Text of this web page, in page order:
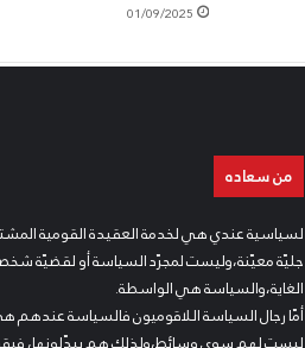
01/09/2025
من سعاده
لسياسية عندي هي لخدمة العقيدة القومية
جليّة معيّنة،وليست لمجرّد السياسة أو لقضيّة
الغاية،والسياسة هي الواسطة.
أمّا رجال السياسة اللاقوميون فالسياسة عندهم
ليست لهم سوى وسائط،ولذلك هم يبدّلونها،